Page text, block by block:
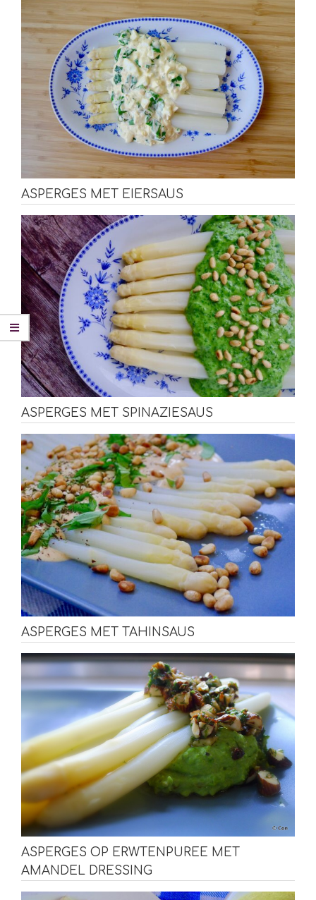
ASPERGES MET EIERSAUS
ASPERGES MET SPINAZIESAUS
ASPERGES MET TAHINSAUS
ASPERGES OP ERWTENPUREE MET
AMANDEL DRESSING